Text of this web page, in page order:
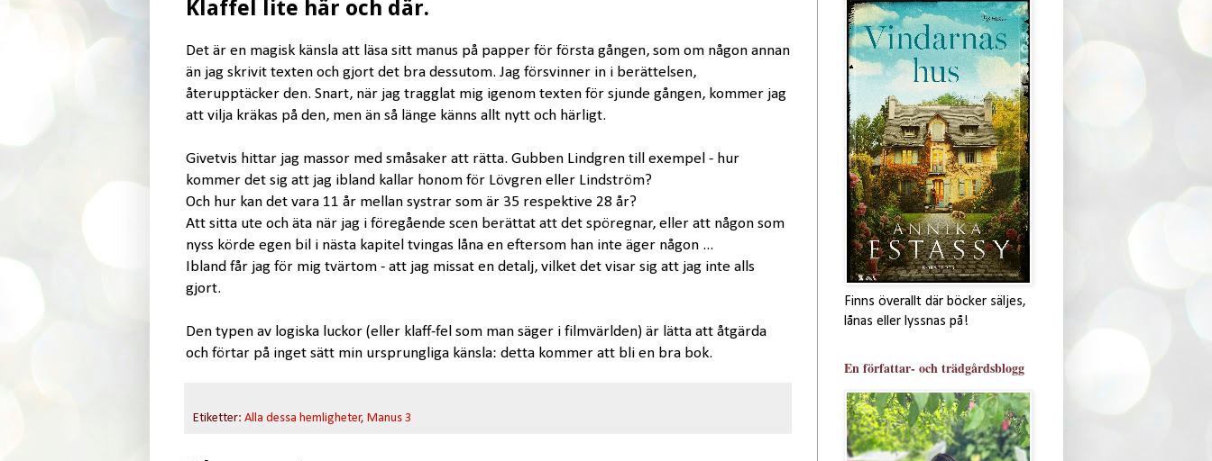
Klaffel lite här och där.
Det är en magisk känsla att läsa sitt manus på papper för första gången, som om någon annan
än jag skrivit texten och gjort det bra dessutom. Jag försvinner in i berättelsen,
återupptäcker den. Snart, när jag tragglat mig igenom texten för sjunde gången, kommer jag
att vilja kräkas på den, men än så länge känns allt nytt och härligt.
Givetvis hittar jag massor med småsaker att rätta. Gubben Lindgren till exempel - hur
kommer det sig att jag ibland kallar honom för Lövgren eller Lindström?
Och hur kan det vara 11 år mellan systrar som är 35 respektive 28 år?
Att sitta ute och äta när jag i föregående scen berättat att det spöregnar, eller att någon som
nyss körde egen bil i nästa kapitel tvingas låna en eftersom han inte äger någon ...
Ibland får jag för mig tvärtom - att jag missat en detalj, vilket det visar sig att jag inte alls
gjort.
Den typen av logiska luckor (eller klaff-fel som man säger i filmvärlden) är lätta att åtgärda
och förtar på inget sätt min ursprungliga känsla: detta kommer att bli en bra bok.
Etiketter: Alla dessa hemligheter, Manus 3
Finns överallt där böcker säljes,
lånas eller lyssnas på!
En författar- och trädgårdsblogg